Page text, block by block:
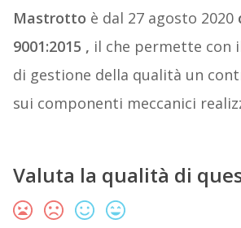
Mastrotto è dal 27 agosto 2020
9001:2015 , il che permette con
di gestione della qualità un
sui componenti meccanici
Valuta la qualità di